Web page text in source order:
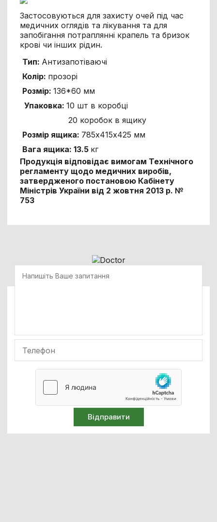
Застосовуються для захисту очей під час
медичних оглядів та лікування та для
запобігання потраплянні крапель та бризок
крові чи інших рідин.
Тип: Антизапотіваючі
Колір: прозорі
Розмір: 136*60 мм
Упаковка: 10 шт в коробці
20 коробок в ящику
Розмір ящика: 785х415х425 мм
Вага ящика: 13.5 кг
Продукція відповідає вимогам Технічного
регламенту щодо медичних виробів,
затвердженого постановою Кабінету
Міністрів України від 2 жовтня 2013 р. №
753